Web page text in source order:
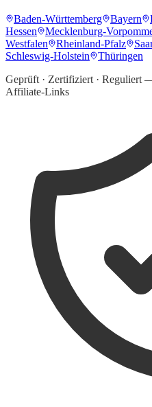
Baden-Württemberg Bayern
Hessen
Mecklenburg-
Westfalen
Rheinland-Pfalz
Schleswig-Holstein
Thüringen
Geprüft · Zertifiziert · Reguliert
Affiliate-Links